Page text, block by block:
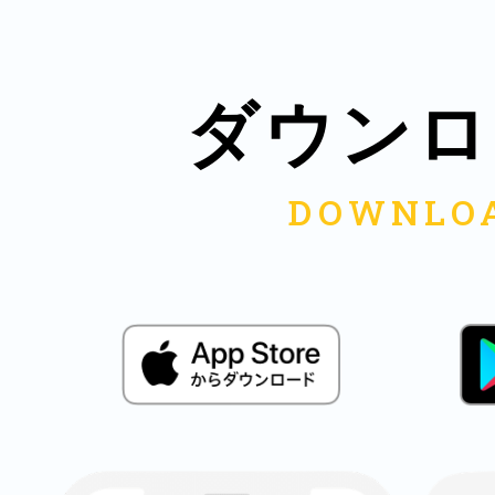
ダウン
日立